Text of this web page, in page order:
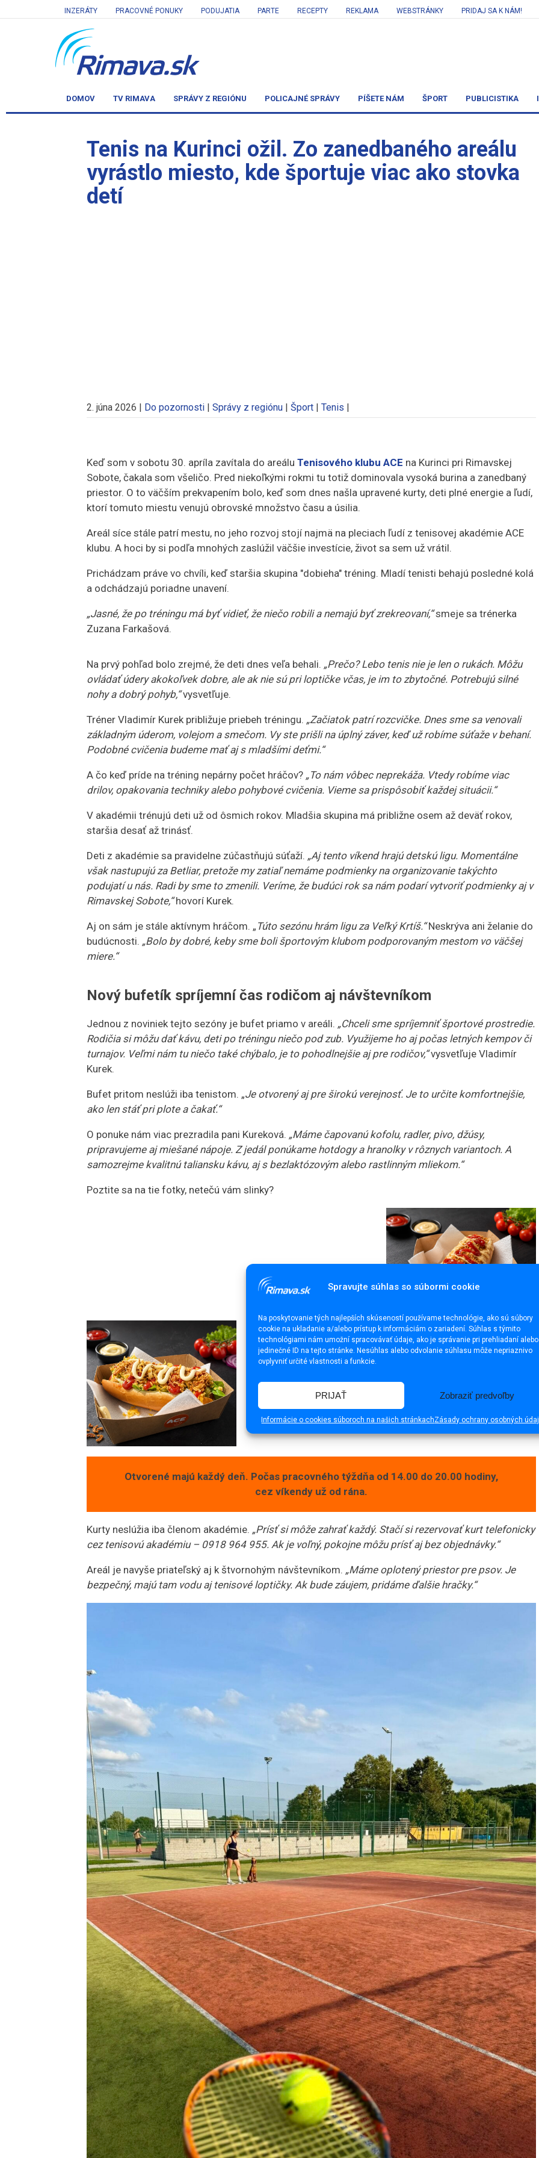
Spravujte súhlas so súbormi cookie
Na poskytovanie tých najlepších skúseností používame technológie, ako sú súbory
cookie na ukladanie a/alebo prístup k informáciám o zariadení. Súhlas s týmito
technológiami nám umožní spracovávať údaje, ako je správanie pri prehliadaní alebo
jedinečné ID na tejto stránke. Nesúhlas alebo odvolanie súhlasu môže nepriaznivo
ovplyvniť určité vlastnosti a funkcie.
PRIJAŤ Zobraziť predvoľby
Informácie o cookies súboroch na našich stránkachZásady ochrany osobných
INZERÁTY PRACOVNÉ PONUKY PODUJATIA PARTE RECEPTY REKLAMA WEBSTRÁNKY PRIDAJ SA K NÁM!
DOMOV TV RIMAVA SPRÁVY Z REGIÓNU POLICAJNÉ SPRÁVY PÍŠETE NÁM ŠPORT PUBLICISTIKA
Tenis na Kurinci ožil. Zo zanedbaného areálu
vyrástlo miesto, kde športuje viac ako stovka
detí
2. júna 2026 | Do pozornosti| Správy z regiónu| Šport| Tenis |
Keď som v sobotu 30. apríla zavítala do areálu Tenisového klubu ACE na Kurinci pri Rimavskej
Sobote, čakala som všeličo. Pred niekoľkými rokmi tu totiž dominovala vysoká burina a zanedbaný
priestor. O to väčším prekvapením bolo, keď som dnes našla upravené kurty, deti plné energie a ľudí,
ktorí tomuto miestu venujú obrovské množstvo času a úsilia.
Areál síce stále patrí mestu, no jeho rozvoj stojí najmä na pleciach ľudí z tenisovej akadémie ACE
klubu. A hoci by si podľa mnohých zaslúžil väčšie investície, život sa sem už vrátil.
Prichádzam práve vo chvíli, keď staršia skupina "dobieha" tréning. Mladí tenisti behajú posledné kolá
a odchádzajú poriadne unavení.
„Jasné, že po tréningu má byť vidieť, že niečo robili a nemajú byť zrekreovaní,“smeje sa trénerka
Zuzana Farkašová.
Na prvý pohľad bolo zrejmé, že deti dnes veľa behali. „Prečo? Lebo tenis nie je len o rukách. Môžu
ovládať údery akokoľvek dobre, ale ak nie sú pri loptičke včas, je im to zbytočné. Potrebujú silné
nohy a dobrý pohyb,“vysvetľuje.
Tréner Vladimír Kurek približuje priebeh tréningu. „Začiatok patrí rozcvičke. Dnes sme sa venovali
základným úderom, volejom a smečom. Vy ste prišli na úplný záver, keď už robíme súťaže v behaní.
Podobné cvičenia budeme mať aj s mladšími deťmi.“
A čo keď príde na tréning nepárny počet hráčov? „To nám vôbec neprekáža. Vtedy robíme viac
drilov, opakovania techniky alebo pohybové cvičenia. Vieme sa prispôsobiť každej situácii.“
V akadémii trénujú deti už od ôsmich rokov. Mladšia skupina má približne osem až deväť rokov,
staršia desať až trinásť.
Deti z akadémie sa pravidelne zúčastňujú súťaží. „Aj tento víkend hrajú detskú ligu. Momentálne
však nastupujú za Betliar, pretože my zatiaľ nemáme podmienky na organizovanie takýchto
podujatí u nás. Radi by sme to zmenili. Veríme, že budúci rok sa nám podarí vytvoriť podmienky aj v
Rimavskej Sobote,“hovorí Kurek.
Aj on sám je stále aktívnym hráčom. „ Túto sezónu hrám ligu za Veľký Krtíš.“Neskrýva ani želanie do
budúcnosti. „Bolo by dobré, keby sme boli športovým klubom podporovaným mestom vo väčšej
miere.“
Nový bufetík spríjemní čas rodičom aj návštevníkom
Jednou z noviniek tejto sezóny je bufet priamo v areáli. „Chceli sme spríjemniť športové prostredie.
Rodičia si môžu dať kávu, deti po tréningu niečo pod zub. Využijeme ho aj počas letných kempov či
turnajov. Veľmi nám tu niečo také chýbalo, je to pohodlnejšie aj pre rodičov,“vysvetľuje Vladimír
Kurek.
Bufet pritom neslúži iba tenistom. „Je otvorený aj pre širokú verejnosť. Je to určite komfortnejšie,
ako len stáť pri plote a čakať.“
O ponuke nám viac prezradila pani Kureková. „Máme čapovanú kofolu, radler, pivo, džúsy,
pripravujeme aj miešané nápoje. Z jedál ponúkame hotdogy a hranolky v rôznych variantoch. A
samozrejme kvalitnú taliansku kávu, aj s bezlaktózovým alebo rastlinným mliekom.“
Poztite sa na tie fotky, netečú vám slinky?
Otvorené majú každý deň. Počas pracovného týždňa od 14.00 do 20.00 hodiny,
cez víkendy už od rána.
Kurty neslúžia iba členom akadémie. „Prísť si môže zahrať každý. Stačí si rezervovať kurt telefonicky
cez tenisovú akadémiu – 0918 964 955. Ak je voľný, pokojne môžu prísť aj bez objednávky.“
Areál je navyše priateľský aj k štvornohým návštevníkom. „Máme oplotený priestor pre psov. Je
bezpečný, majú tam vodu aj tenisové loptičky. Ak bude záujem, pridáme ďalšie hračky.“